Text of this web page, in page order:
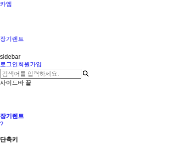
카엠
장기렌트
sidebar
로그인회원가입
사이드바 끝
장기렌트
?
단축키